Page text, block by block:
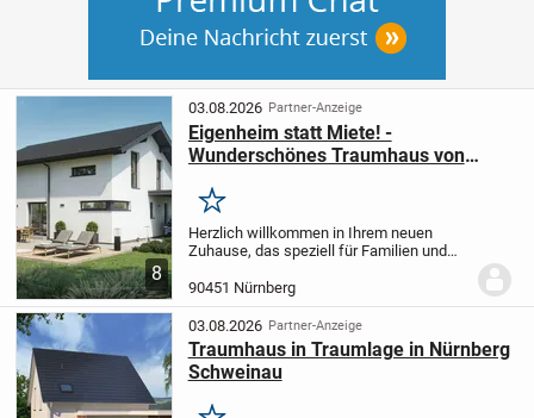
8
03.08.2026 Partner-Anzeige
Eigenheim statt Miete! -
Wunderschönes Traumhaus von
Merken
Herzlich willkommen in Ihrem neuen
Zuhause, das speziell für Familien und
Dieses großzügige Haus bietet nicht nur
ausreichend Platz für Ihre Lieben,
sondern auch...
90451 Nürnberg
03.08.2026 Partner-Anzeige
Traumhaus in Traumlage in Nürnberg
Schweinau